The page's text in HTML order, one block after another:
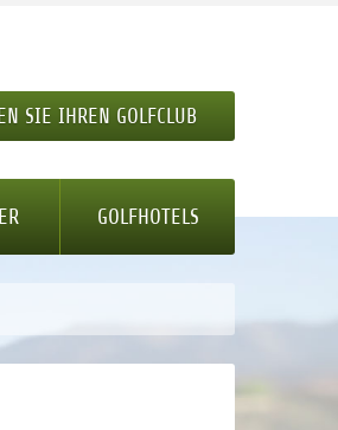
SIE IHREN GOLFCLUB
GOLFHOTELS